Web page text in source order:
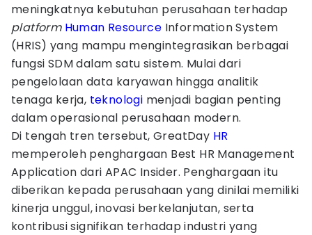
meningkatnya kebutuhan perusahaan terhadap
platform Human Resource Information System
(HRIS) yang mampu mengintegrasikan berbagai
fungsi SDM dalam satu sistem. Mulai dari
pengelolaan data karyawan hingga analitik
tenaga kerja, teknologi menjadi bagian penting
dalam operasional perusahaan modern.
Di tengah tren tersebut, GreatDay HR
memperoleh penghargaan Best HR Management
Application dari APAC Insider. Penghargaan itu
diberikan kepada perusahaan yang dinilai memiliki
kinerja unggul, inovasi berkelanjutan, serta
kontribusi signifikan terhadap industri yang